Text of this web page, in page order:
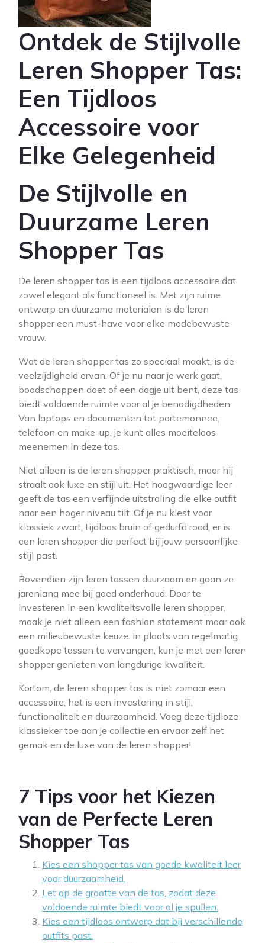
Ontdek de Stijlvolle
Leren Shopper Tas:
Een Tijdloos
Accessoire voor
Elke Gelegenheid
De Stijlvolle en
Duurzame Leren
Shopper Tas
De leren shopper tas is een tijdloos accessoire dat
zowel elegant als functioneel is. Met zijn ruime
ontwerp en duurzame materialen is de leren
shopper een must-have voor elke modebewuste
vrouw.
Wat de leren shopper tas zo speciaal maakt, is de
veelzijdigheid ervan. Of je nu naar je werk gaat,
boodschappen doet of een dagje uit bent, deze tas
biedt voldoende ruimte voor al je benodigdheden.
Van laptops en documenten tot portemonnee,
telefoon en make-up, je kunt alles moeiteloos
meenemen in deze tas.
Niet alleen is de leren shopper praktisch, maar hij
straalt ook luxe en stijl uit. Het hoogwaardige leer
geeft de tas een verfijnde uitstraling die elke outfit
naar een hoger niveau tilt. Of je nu kiest voor
klassiek zwart, tijdloos bruin of gedurfd rood, er is
een leren shopper die perfect bij jouw persoonlijke
stijl past.
Bovendien zijn leren tassen duurzaam en gaan ze
jarenlang mee bij goed onderhoud. Door te
investeren in een kwaliteitsvolle leren shopper,
maak je niet alleen een fashion statement maar ook
een milieubewuste keuze. In plaats van regelmatig
goedkope tassen te vervangen, kun je met een leren
shopper genieten van langdurige kwaliteit.
Kortom, de leren shopper tas is niet zomaar een
accessoire; het is een investering in stijl,
functionaliteit en duurzaamheid. Voeg deze tijdloze
klassieker toe aan je collectie en ervaar zelf het
gemak en de luxe van de leren shopper!
7 Tips voor het Kiezen
van de Perfecte Leren
Shopper Tas
Kies een shopper tas van goede kwaliteit leer
voor duurzaamheid.
Let op de grootte van de tas, zodat deze
voldoende ruimte biedt voor al je spullen.
Kies een tijdloos ontwerp dat bij verschillende
outfits past.